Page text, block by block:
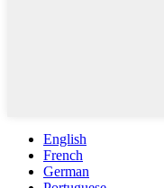
English
French
German